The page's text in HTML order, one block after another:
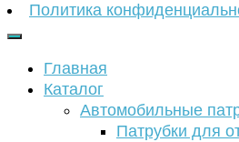
Политика
Главная
Каталог
Автомобильные
Патрубки для